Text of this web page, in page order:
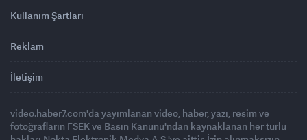
Kullanım Şartları
Reklam
İletişim
video.haber7.com'da yayımlanan video, haber, yazı, resim ve
fotoğrafların FSEK ve Basın Kanunu'ndan kaynaklanan her türlü